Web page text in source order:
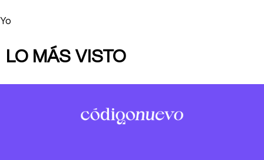
Yo
LO MÁS VISTO